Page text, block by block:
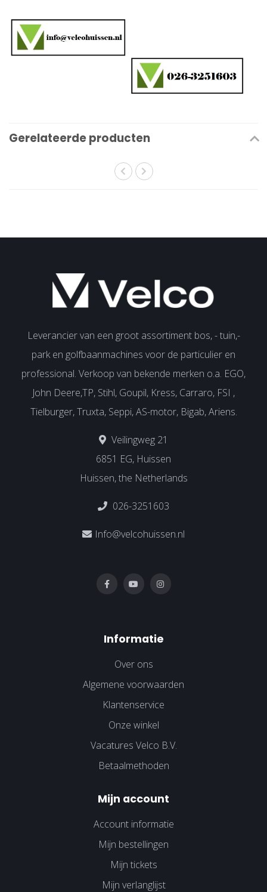
Gerelateerde producten
Leverancier van een groot assortiment bos, - tuin,-
park en golfbaanmachines voor de particulier en
professional. Verkoop van bekende merken o.a. EGO,
John Deere,TP, Stihl, Goupil, Kress, Carraro, FSI ,
Tielburger, Truxta, Seppi, AS-motor, Bigab, Ariens.
Veilingweg 21
6851 EG, Huissen
Huissen, the Netherlands
026-3251603
Info@velcohuissen.nl
Informatie
Over ons
Algemene voorwaarden
Klantenservice
Onze winkel
Vacatures Velco B.V.
Betaalmethoden
Mijn account
Account informatie
Mijn bestellingen
Mijn tickets
Mijn verlanglijst